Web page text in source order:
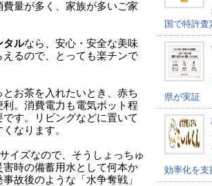
量が多く、家族が多いご家
タルなら、安心・安全な美味
るので、とっても楽チンで
お茶を入れたいとき、赤ち
。消費電力も電気ポット程
す。リビングなどに置いて
なります。
イズなので、そうしょっちゅ
時の備蓄用水として何本か
故後のような「水争奪戦」
国で特許査
県が実証
効率化を支